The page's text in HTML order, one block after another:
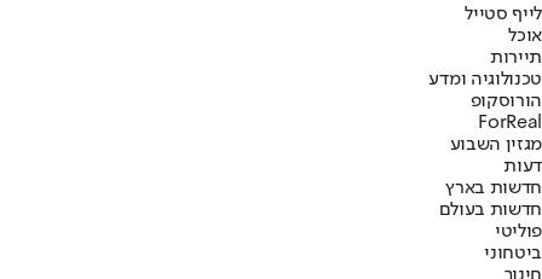
לייף סטייל
אוכל
תיירות
טכנולוגיה ומדע
הורוסקופ
ForReal
מגזין השבוע
דעות
חדשות בארץ
חדשות בעולם
פוליטי
ביטחוני